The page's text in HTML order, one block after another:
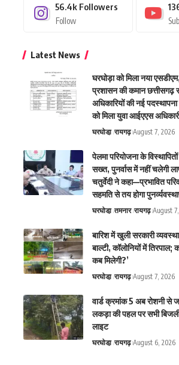
56.4k Followers
Follow
Latest News
घरघोड़ा को मिला नया
प्रशासन की कमान छत्तीसगढ़
अधिकारियों की नई
को मिला युवा आईएएस
घरघोडा़ रायगढ़ August 7, 2026
पेलमा परियोजना के
सख्त, पुनर्वास में नहीं चलेगी
चतुर्वेदी ने कहा—प्रभावित
सहमति से तय होगा
घरघोडा़ तमनार रायगढ़ August
बारिश में खुली सरकारी
बाल्टी, कॉलोनियों में तिरपाल;
कब मिलेगी?’
घरघोडा़ रायगढ़ August 7, 2026
वार्ड क्रमांक 5 अब रोशनी से
लकड़ा की पहल पर सभी
लाइट
घरघोडा़ रायगढ़ August 6, 2026